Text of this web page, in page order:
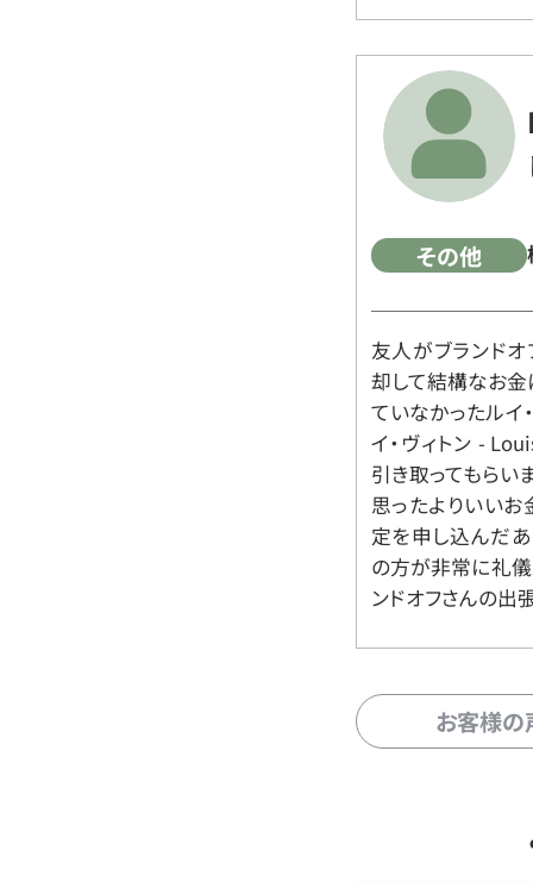
その他
友人がブランド
却して結構なお金
ていなかったルイ
イ・ヴィトン -
引き取ってもらい
思ったよりいいお
定を申し込んだ
の方が非常に礼儀
ンドオフさんの出
お客様